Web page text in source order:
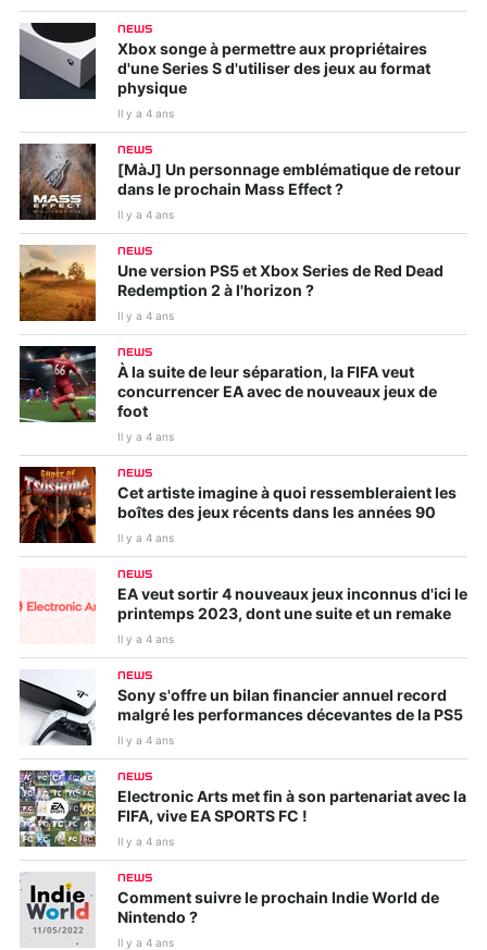
NEWS
Xbox songe à permettre aux propriétaires
d'une Series S d'utiliser des jeux au format
physique
Il y a 4 ans
NEWS
[MàJ] Un personnage emblématique de retour
dans le prochain Mass Effect ?
Il y a 4 ans
NEWS
Une version PS5 et Xbox Series de Red Dead
Redemption 2 à l'horizon ?
Il y a 4 ans
NEWS
À la suite de leur séparation, la FIFA veut
concurrencer EA avec de nouveaux jeux de
foot
Il y a 4 ans
NEWS
Cet artiste imagine à quoi ressembleraient les
boîtes des jeux récents dans les années 90
Il y a 4 ans
NEWS
EA veut sortir 4 nouveaux jeux inconnus d'ici le
printemps 2023, dont une suite et un remake
Il y a 4 ans
NEWS
Sony s'offre un bilan financier annuel record
malgré les performances décevantes de la PS5
Il y a 4 ans
NEWS
Electronic Arts met fin à son partenariat avec la
FIFA, vive EA SPORTS FC !
Il y a 4 ans
NEWS
Comment suivre le prochain Indie World de
Nintendo ?
Il y a 4 ans